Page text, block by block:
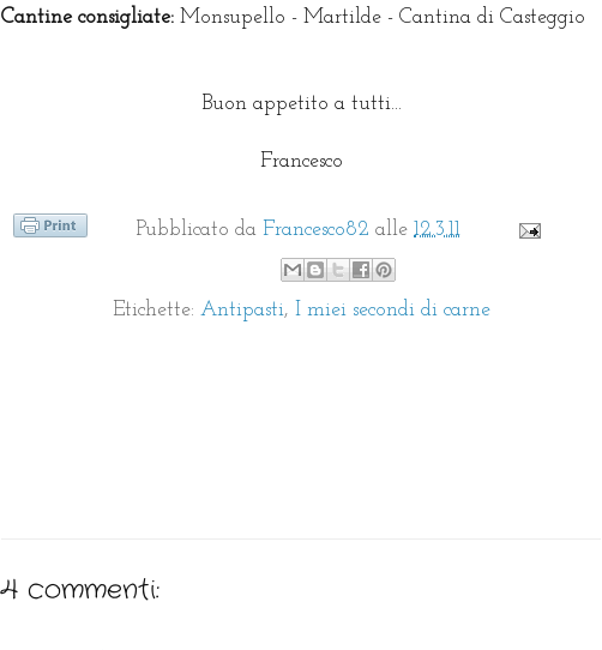
Cantine consigliate: Monsupello - Martilde - Cantina di Casteggio
Buon appetito a tutti...
Francesco
Pubblicato da Francesco82 alle 12.3.11
Etichette: Antipasti, I miei secondi di carne
4 commenti: